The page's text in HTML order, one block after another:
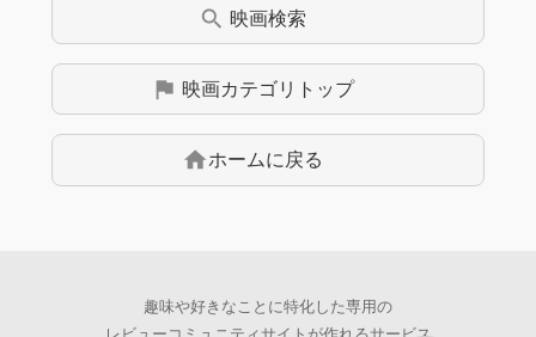
search 映画検索
flag 映画カテゴリトップ
homeホームに戻る
趣味や好きなことに特化した専用の